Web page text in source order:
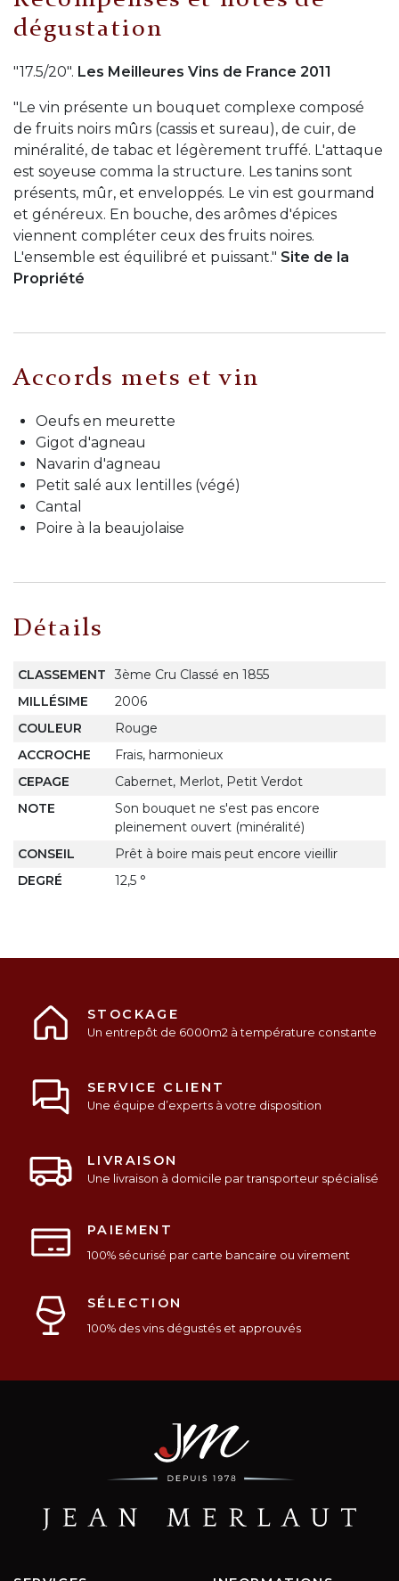
dégustation
"17.5/20". Les Meilleures Vins de France 2011
"Le vin présente un bouquet complexe composé
de fruits noirs mûrs (cassis et sureau), de cuir, de
minéralité, de tabac et légèrement truffé. L'attaque
est soyeuse comma la structure. Les tanins sont
présents, mûr, et enveloppés. Le vin est gourmand
et généreux. En bouche, des arômes d'épices
viennent compléter ceux des fruits noires.
L'ensemble est équilibré et puissant." Site de la
Propriété
Accords mets et vin
Oeufs en meurette
Gigot d'agneau
Navarin d'agneau
Petit salé aux lentilles (végé)
Cantal
Poire à la beaujolaise
Détails
CLASSEMENT 3ème Cru Classé en 1855
MILLÉSIME
2006
COULEUR
Rouge
ACCROCHE
Frais, harmonieux
CEPAGE
Cabernet, Merlot, Petit Verdot
NOTE
Son bouquet ne s'est pas encore
pleinement ouvert (minéralité)
CONSEIL
Prêt à boire mais peut encore vieillir
DEGRÉ
12,5 °
STOCKAGE
Un entrepôt de 6000m2 à température constante
SERVICE CLIENT
Une équipe d’experts à votre disposition
LIVRAISON
Une livraison à domicile par transporteur spécialisé
PAIEMENT
100% sécurisé par carte bancaire ou virement
SÉLECTION
100% des vins dégustés et approuvés